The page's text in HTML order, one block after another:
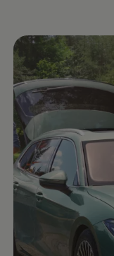
Enable fullscreen mode